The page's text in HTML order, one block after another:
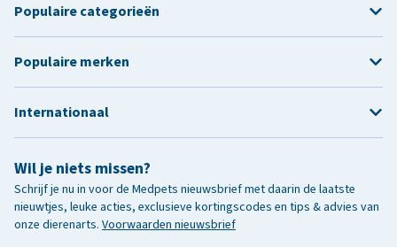
Wil je niets missen?
Schrijf je nu in voor de Medpets nieuwsbrief met daarin de laatste
nieuwtjes, leuke acties, exclusieve kortingscodes en tips & advies van
onze dierenarts. Voorwaarden nieuwsbrief
Populaire categorieën
Populaire merken
Internationaal